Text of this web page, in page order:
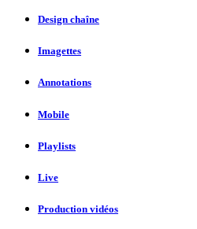
Design chaîne
Imagettes
Annotations
Mobile
Playlists
Live
Production vidéos